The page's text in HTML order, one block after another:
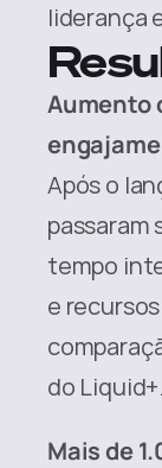
liderança
Aumento
Após o
tempo
e
do Liquid+.
Mais de